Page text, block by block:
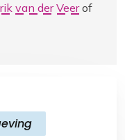
van der Veerof